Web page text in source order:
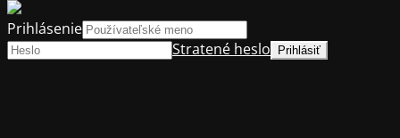
Prihlásenie
Stratené heslo